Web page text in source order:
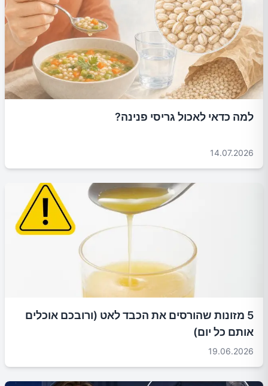
למה כדאי לאכול גריסי פנינה?
14.07.2026
5 מזונות שהורסים את הכבד לאט (ורובכם אוכלים
אותם כל יום)
19.06.2026